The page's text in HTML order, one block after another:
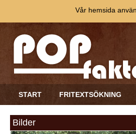
START FRITEXTSÖKNING
Bilder
Vår hemsida